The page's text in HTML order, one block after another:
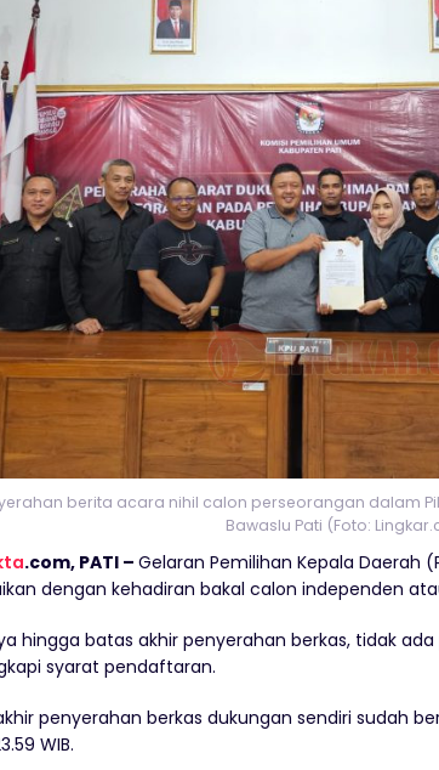
berita acara nihil calon perseorangan dalam
Bawaslu Pati (Foto:
.com, PATI – Gelaran Pemilihan Kepala Daerah
dengan kehadiran bakal calon independen
hingga batas akhir penyerahan berkas, tidak
syarat pendaftaran.
penyerahan berkas dukungan sendiri sudah
WIB.